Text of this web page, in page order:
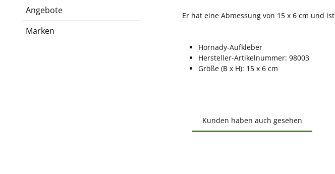
Angebote
Marken
Er hat eine Abmessung von 15 x 6 cm und
Hornady-Aufkleber
Hersteller-Artikelnummer: 98003
Größe (B x H): 15 x 6 cm
Kunden haben auch gesehen